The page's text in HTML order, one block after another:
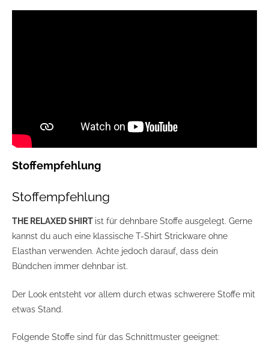
Stoffempfehlung
Stoffempfehlung
THE RELAXED SHIRT ist für dehnbare Stoffe ausgelegt. Gerne
kannst du auch eine klassische T-Shirt Strickware ohne
Elasthan verwenden. Achte jedoch darauf, dass dein
Bündchen immer dehnbar ist.
Der Look entsteht vor allem durch etwas schwerere Stoffe mit
etwas Stand.
Folgende Stoffe sind für das Schnittmuster geeignet: